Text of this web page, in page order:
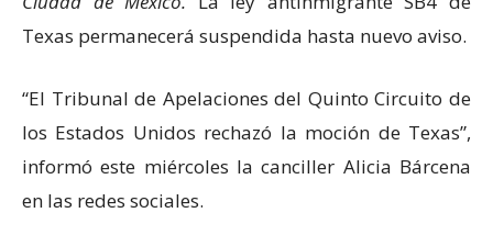
Texas permanecerá suspendida hasta nuevo aviso.
“El Tribunal de Apelaciones del Quinto Circuito de
los Estados Unidos rechazó la moción de Texas”,
informó este miércoles la canciller Alicia Bárcena
en las redes sociales.